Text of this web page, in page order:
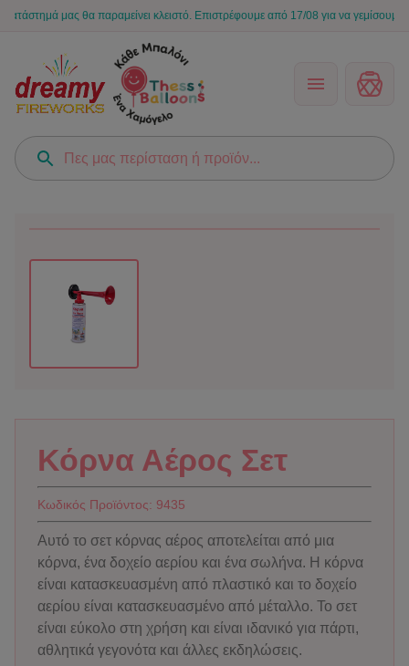
μας θα παραμείνει κλειστό. Επιστρέφουμε από 17/08 για να γεμίσουμε ξανά
Κόρνα Αέρος Σετ
Κωδικός Προϊόντος: 9435
Αυτό το σετ κόρνας αέρος αποτελείται από μια
κόρνα, ένα δοχείο αερίου και ένα σωλήνα. Η κόρνα
είναι κατασκευασμένη από πλαστικό και το δοχείο
αερίου είναι κατασκευασμένο από μέταλλο. Το σετ
είναι εύκολο στη χρήση και είναι ιδανικό για πάρτι,
αθλητικά γεγονότα και άλλες εκδηλώσεις.